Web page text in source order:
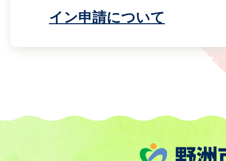
イン申請について